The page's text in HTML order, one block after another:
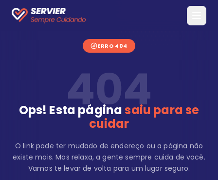
ERRO 404
404
Ops! Esta páginasaiu para se
cuidar
O link pode ter mudado de endereço ou a página não
existe mais. Mas relaxa, a gente sempre cuida de você.
Vamos te levar de volta para um lugar seguro.